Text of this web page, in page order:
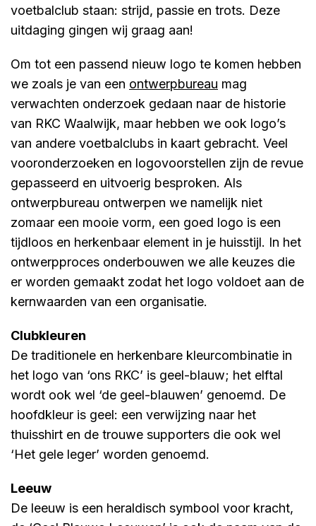
voetbalclub staan: strijd, passie en trots. Deze
uitdaging gingen wij graag aan!
Om tot een passend nieuw logo te komen hebben
we zoals je van een ontwerpbureau mag
verwachten onderzoek gedaan naar de historie
van RKC Waalwijk, maar hebben we ook logo’s
van andere voetbalclubs in kaart gebracht. Veel
vooronderzoeken en logovoorstellen zijn de revue
gepasseerd en uitvoerig besproken. Als
ontwerpbureau ontwerpen we namelijk niet
zomaar een mooie vorm, een goed logo is een
tijdloos en herkenbaar element in je huisstijl. In het
ontwerpproces onderbouwen we alle keuzes die
er worden gemaakt zodat het logo voldoet aan de
kernwaarden van een organisatie.
Clubkleuren
De traditionele en herkenbare kleurcombinatie in
het logo van ‘ons RKC’ is geel-blauw; het elftal
wordt ook wel ‘de geel-blauwen’ genoemd. De
hoofdkleur is geel: een verwijzing naar het
thuisshirt en de trouwe supporters die ook wel
‘Het gele leger’ worden genoemd.
Leeuw
De leeuw is een heraldisch symbool voor kracht,